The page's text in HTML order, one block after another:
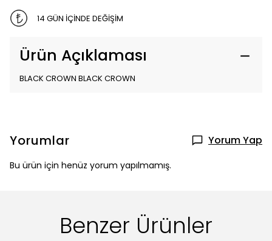
14 GÜN İÇİNDE DEĞİŞİM
Ürün Açıklaması
BLACK CROWN BLACK CROWN
Yorumlar Yorum Yap
Bu ürün için henüz yorum yapılmamış.
Benzer Ürünler